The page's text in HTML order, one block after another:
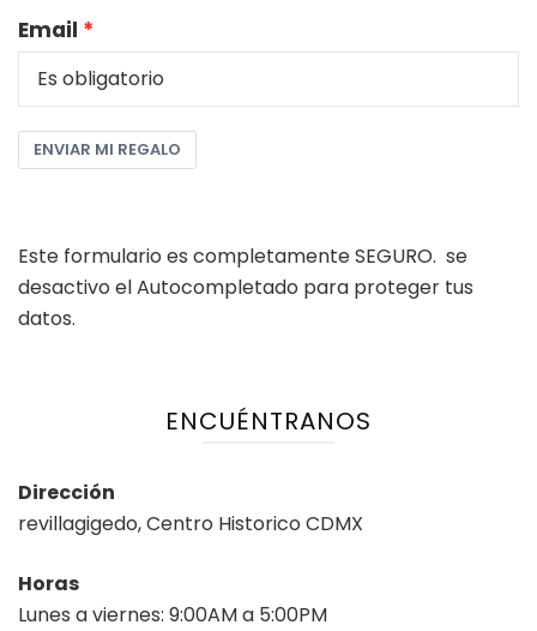
Email
ENVIAR MI REGALO
Este formulario es completamente SEGURO. se
desactivo el Autocompletado para proteger tus
datos.
ENCUÉNTRANOS
Dirección
revillagigedo, Centro Historico CDMX
Horas
Lunes a viernes: 9:00AM a 5:00PM